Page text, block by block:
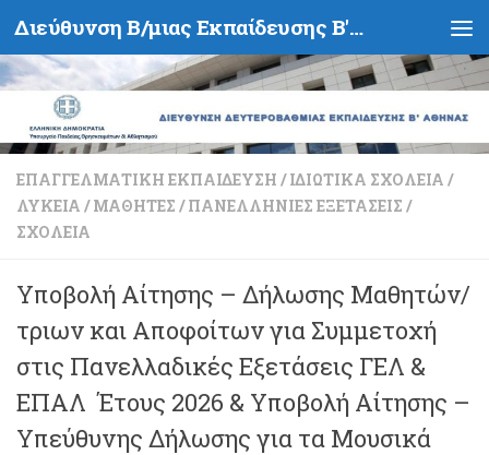
Skip to content Διεύθυνση Β/μιας Εκπαίδευσης Β' Αθήνας - Υπουργείο Παιδείας, Θρησκευμάτων και Αθλητισμού- Ελληνική Δημοκρατία
ΕΠΑΓΓΕΛΜΑΤΙΚΉ ΕΚΠΑΊΔΕΥΣΗ / ΙΔΙΩΤΙΚΆ ΣΧΟΛΕΊΑ /
ΛΎΚΕΙΑ / ΜΑΘΗΤΈΣ / ΠΑΝΕΛΛΉΝΙΕΣ ΕΞΕΤΆΣΕΙΣ /
ΣΧΟΛΕΊΑ
Υποβολή Αίτησης – Δήλωσης Μαθητών/
τριων και Αποφοίτων για Συμμετοχή
στις Πανελλαδικές Εξετάσεις ΓΕΛ &
ΕΠΑΛ Έτους 2026 & Υποβολή Αίτησης –
Υπεύθυνης Δήλωσης για τα Μουσικά